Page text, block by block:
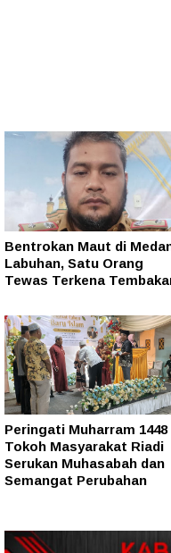
Bentrokan Maut di
Labuhan, Satu Orang
Tewas Terkena
Peringati Muharram 1448
Tokoh Masyarakat Riadi
Serukan Muhasabah dan
Semangat Perubahan